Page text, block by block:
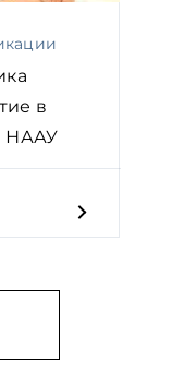
в
НААУ